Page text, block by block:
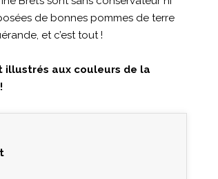
de bonnes pommes de terre
et c’est tout !
illustrés aux couleurs de la